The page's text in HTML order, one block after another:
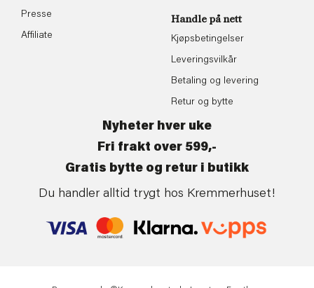
Presse
Affiliate
Handle på nett
Kjøpsbetingelser
Leveringsvilkår
Betaling og levering
Retur og bytte
Nyheter hver uke
Fri frakt over 599,-
Gratis bytte og retur i butikk
Du handler alltid trygt hos Kremmerhuset!